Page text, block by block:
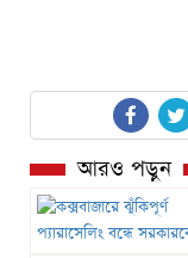
আরও পড়ুন